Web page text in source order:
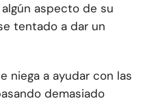
aspecto de su
tentado a dar un
niega a ayudar con las
demasiado